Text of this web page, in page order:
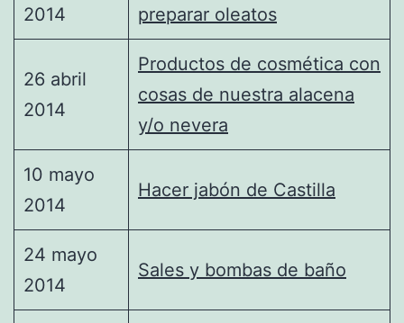
2014
preparar oleatos
26 abril
2014
Productos de cosmética con
cosas de nuestra alacena
y/o nevera
10 mayo
2014
Hacer jabón de Castilla
24 mayo
2014
Sales y bombas de baño